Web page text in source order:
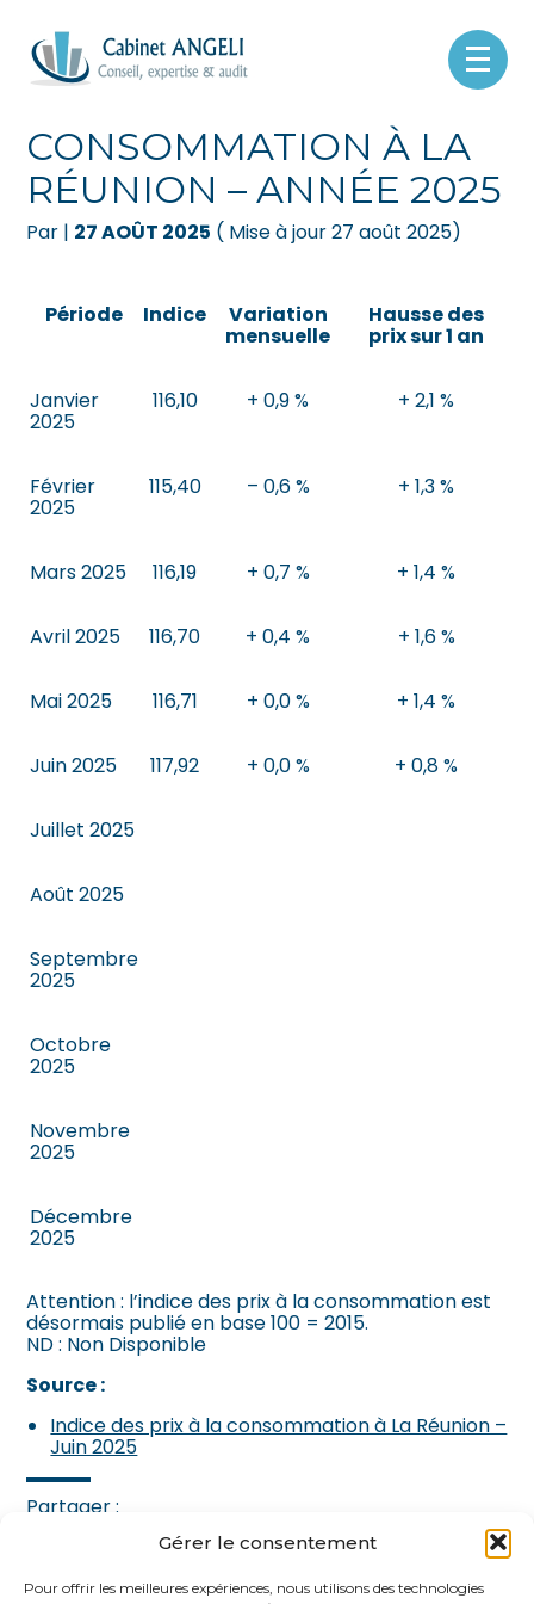
Gérer le consentement
Pour offrir les meilleures expériences, nous utilisons des technologies
Aller
au
Créer et reprendre une activité
Gérer votre quotidien
Piloter votre entreprise
Développer votre entreprise
Construire votre patrimoine
électronique
Pilotez votre gestion
Suivre votre comptabilité
Gérer vos ressources humaines
Dématérialiser vos documents
CONSOMMATION À LA
RÉUNION – ANNÉE 2025
Par | 27 AOÛT 2025 ( Mise à jour 27 août 2025)
Période Indice Variation
mensuelle
Hausse des
prix sur 1 an
Janvier
2025
116,10 + 0,9 % + 2,1 %
Février
2025
115,40 – 0,6 % + 1,3 %
Mars 2025 116,19 + 0,7 % + 1,4 %
Avril 2025 116,70 + 0,4 % + 1,6 %
Mai 2025 116,71 + 0,0 % + 1,4 %
Juin 2025 117,92 + 0,0 % + 0,8 %
Juillet 2025
Août 2025
Septembre
2025
Octobre
2025
Novembre
2025
Décembre
2025
Attention : l’indice des prix à la consommation est
désormais publié en base 100 = 2015.
ND : Non Disponible
Source :
Indice des prix à la consommation à La Réunion –
Juin 2025
Partager :
FaceBook
TwitterLinkedIn